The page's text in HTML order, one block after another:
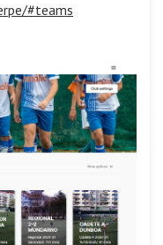
#teams